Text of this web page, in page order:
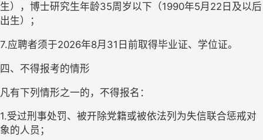
生），博士研究生年龄35周岁以下（1990年5月22日及以后
出生）；
7.应聘者须于2026年8月31日前取得毕业证、学位证。
四、不得报考的情形
凡有下列情形之一的，不得报名：
1.受过刑事处罚、被开除党籍或被依法列为失信联合惩戒对
象的人员；